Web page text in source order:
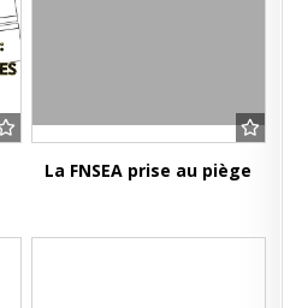
La FNSEA prise au piège